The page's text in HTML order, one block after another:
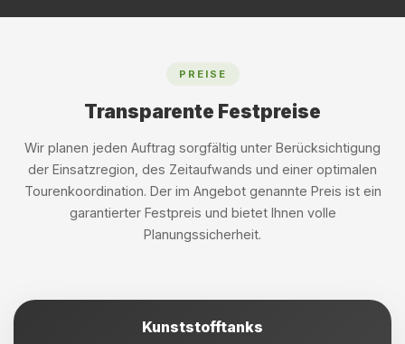
PREISE
Transparente Festpreise
Wir planen jeden Auftrag sorgfältig unter Berücksichtigung
der Einsatzregion, des Zeitaufwands und einer optimalen
Tourenkoordination. Der im Angebot genannte Preis ist ein
garantierter Festpreis und bietet Ihnen volle
Planungssicherheit.
Kunststofftanks